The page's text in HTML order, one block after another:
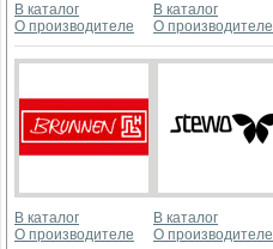
В каталог
О производителе
В каталог
О производителе
В каталог
О производителе
В каталог
О производителе